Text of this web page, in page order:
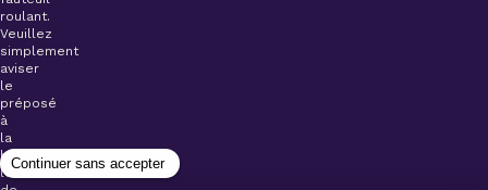
roulant.
Veuillez
simplement
aviser
le
préposé
à
la
billetterie
lors